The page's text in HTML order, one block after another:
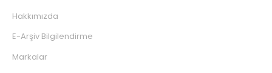
Hakkımızda
E-Arşiv Bilgilendirme
Markalar